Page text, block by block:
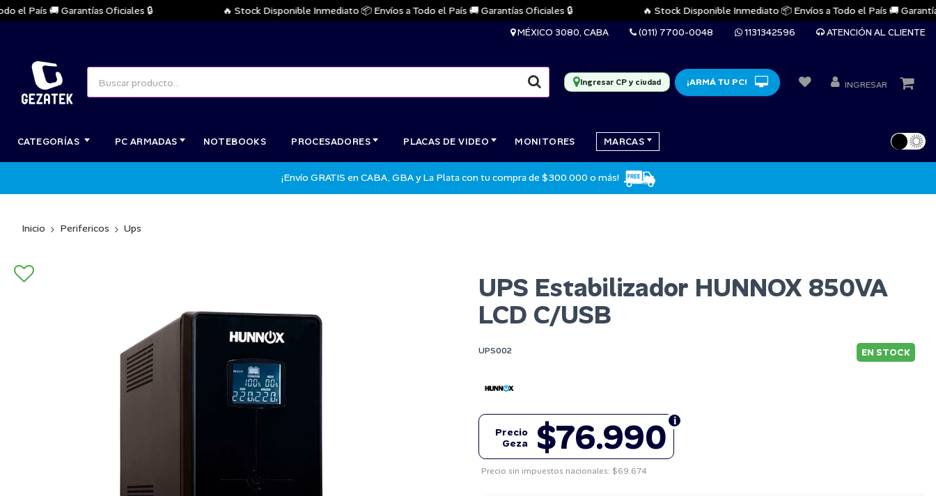
País 🚚 Garantías Oficiales 🔒 🔥 Stock Disponible Inmediato 📦 Envíos a Todo el País 🚚 Garantías Oficiales 🔒 🔥 Stock Disponible Inmediato 📦 Envíos a Todo el País 🚚 Garantías
MÉXICO 3080, CABA (011) 7700-0048 1131342596 ATENCIÓN AL CLIENTE
Ingresar CP y ciudad ¡ARMÁ TU PC! INGRESAR
CATEGORÍAS PC ARMADAS NOTEBOOKS PROCESADORES PLACAS DE VIDEO MONITORES MARCAS
¡Envío GRATIS en CABA, GBA y La Plata con tu compra de $300.000 o más!
Inicio Perifericos Ups
UPS Estabilizador HUNNOX 850VA
LCD C/USB
UPS002 EN STOCK
$76.990
Precio
Geza
Precio sin impuestos nacionales: $69.674